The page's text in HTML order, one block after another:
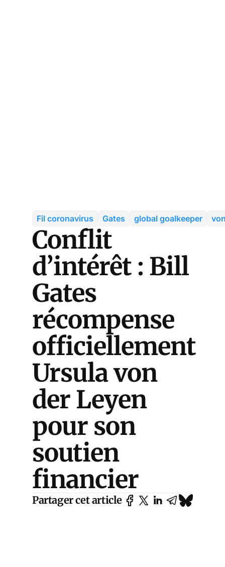
Fil coronavirus Gates global goalkeeper
Conflit
d’intérêt : Bill
Gates
récompense
officiellement
Ursula von
der Leyen
pour son
soutien
financier
Partager cet article